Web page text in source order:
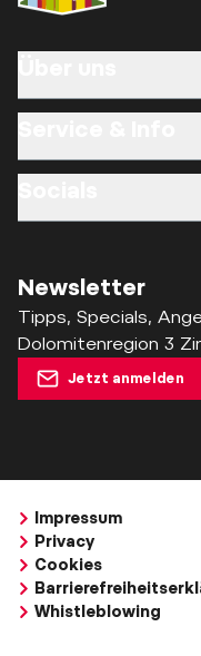
Newsletter
Tipps, Specials,
Dolomitenregion 3
Jetzt anmelden
Impressum
Privacy
Cookies
Whistleblowing